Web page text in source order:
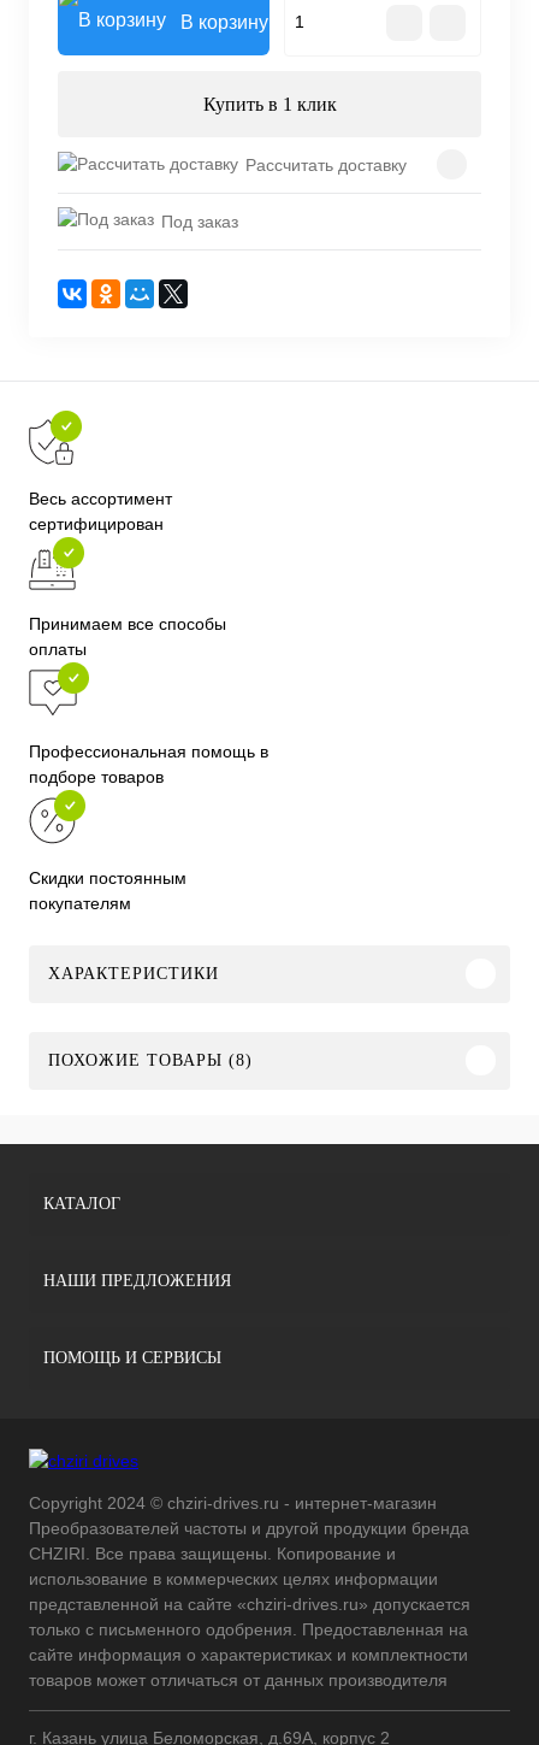
В корзину
Купить в 1 клик
Рассчитать доставку
Под заказ
Весь ассортимент
сертифицирован
Принимаем все способы
оплаты
Профессиональная помощь в
подборе товаров
Скидки постоянным
покупателям
ХАРАКТЕРИСТИКИ
ПОХОЖИЕ ТОВАРЫ (8)
КАТАЛОГ
НАШИ ПРЕДЛОЖЕНИЯ
ПОМОЩЬ И СЕРВИСЫ
Copyright 2024 © chziri-drives.ru - интернет-магазин
Преобразователей частоты и другой продукции бренда
CHZIRI. Все права защищены. Копирование и
использование в коммерческих целях информации
представленной на сайте «chziri-drives.ru» допускается
только с письменного одобрения. Предоставленная на
сайте информация о характеристиках и комплектности
товаров может отличаться от данных производителя
г. Казань улица Беломорская, д.69А, корпус 2